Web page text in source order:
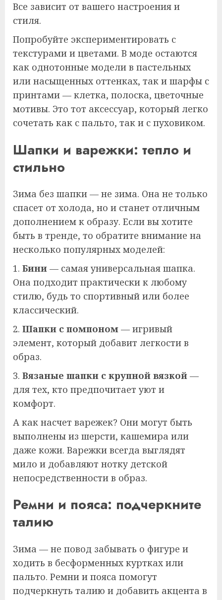
Все зависит от вашего настроения и
стиля.
Попробуйте экспериментировать с
текстурами и цветами. В моде остаются
как однотонные модели в пастельных
или насыщенных оттенках, так и шарфы с
принтами — клетка, полоска, цветочные
мотивы. Это тот аксессуар, который легко
сочетать как с пальто, так и с пуховиком.
Шапки и варежки: тепло и
стильно
Зима без шапки — не зима. Она не только
спасет от холода, но и станет отличным
дополнением к образу. Если вы хотите
быть в тренде, то обратите внимание на
несколько популярных моделей:
1. Бини — самая универсальная шапка.
Она подходит практически к любому
стилю, будь то спортивный или более
классический.
2. Шапки с помпоном — игривый
элемент, который добавит легкости в
образ.
3. Вязаные шапки с крупной вязкой —
для тех, кто предпочитает уют и
комфорт.
А как насчет варежек? Они могут быть
выполнены из шерсти, кашемира или
даже кожи. Варежки всегда выглядят
мило и добавляют нотку детской
непосредственности в образ.
Ремни и пояса: подчеркните
талию
Зима — не повод забывать о фигуре и
ходить в бесформенных куртках или
пальто. Ремни и пояса помогут
подчеркнуть талию и добавить акцента в